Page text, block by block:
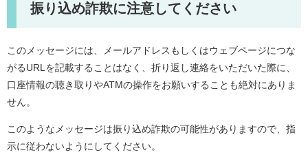
振り込め詐欺に注意してください
このメッセージには、メールアドレスもしくはウェブページにつな
がるURLを記載することはなく、折り返し連絡をいただいた際に、
口座情報の聴き取りやATMの操作をお願いすることも絶対にありま
せん。
このようなメッセージは振り込め詐欺の可能性がありますので、指
示に従わないようにしてください。